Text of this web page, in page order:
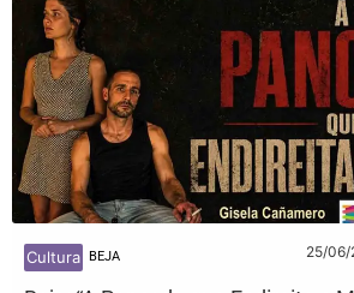
Cultura BEJA 25/06/